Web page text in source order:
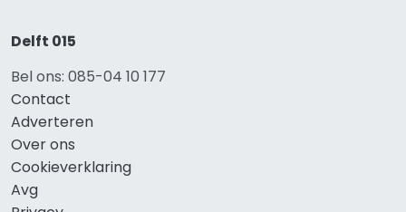
Delft 015
Bel ons: 085-04 10 177
Contact
Adverteren
Over ons
Cookieverklaring
Avg